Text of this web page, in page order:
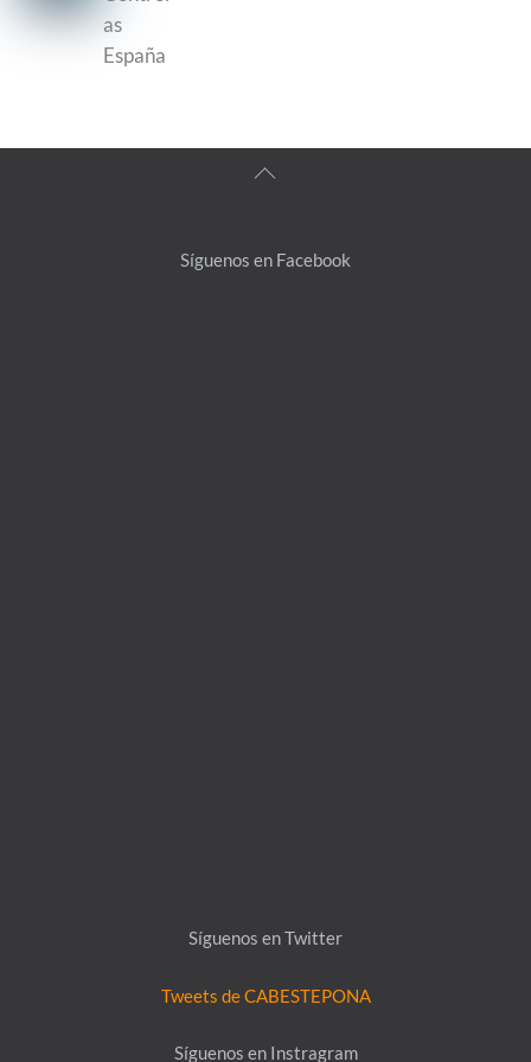
as
España
Back
Síguenos en Facebook
Síguenos en Twitter
Tweets de CABESTEPONA
Síguenos en Instragram